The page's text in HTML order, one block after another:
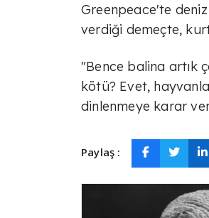
Greenpeace'te
verdiği demeçte,
"Bence balina artık
kötü? Evet,
dinlenmeye karar
Paylaş :